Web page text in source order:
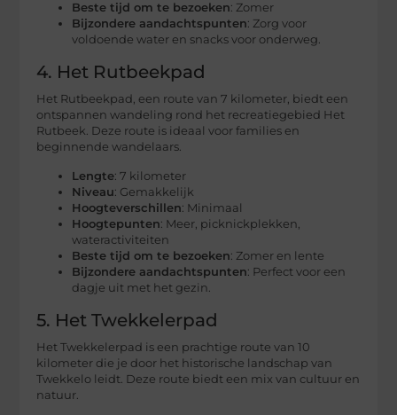
Beste tijd om te bezoeken: Zomer
Bijzondere aandachtspunten: Zorg voor
voldoende water en snacks voor onderweg.
4. Het Rutbeekpad
Het Rutbeekpad, een route van 7 kilometer, biedt een
ontspannen wandeling rond het recreatiegebied Het
Rutbeek. Deze route is ideaal voor families en
beginnende wandelaars.
Lengte: 7 kilometer
Niveau: Gemakkelijk
Hoogteverschillen: Minimaal
Hoogtepunten: Meer, picknickplekken,
wateractiviteiten
Beste tijd om te bezoeken: Zomer en lente
Bijzondere aandachtspunten: Perfect voor een
dagje uit met het gezin.
5. Het Twekkelerpad
Het Twekkelerpad is een prachtige route van 10
kilometer die je door het historische landschap van
Twekkelo leidt. Deze route biedt een mix van cultuur en
natuur.